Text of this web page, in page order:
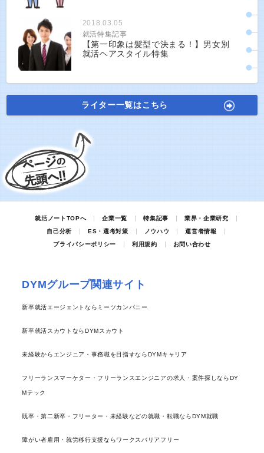
2018.03.05
就活特集記事
【第一印象は髪型で決まる！】男女別
就活ヘアスタイル特集
ライター一覧はこちら
就活ノートTOPへ 企業一覧 特集記事
業界・企業研究
自己分析
ES・選考対策 ノウハウ
運営者情報
プライバシーポリシー
利用規約 お問い合わせ
DYMグループ関連サイト
新卒就活エージェントならミーツカンパニー
新卒就活スカウトならDYMスカウト
未経験からエンジニア・事務職を目指すならDYMキャリア
フリーランスマーケター・フリーランスエンジニアの求人・案件探しならDY
Mテック
既卒・第二新卒・フリーター・未経験などの就職・転職ならDYM就職
障がい者雇用・就労移行支援ならワークスバリアフリー